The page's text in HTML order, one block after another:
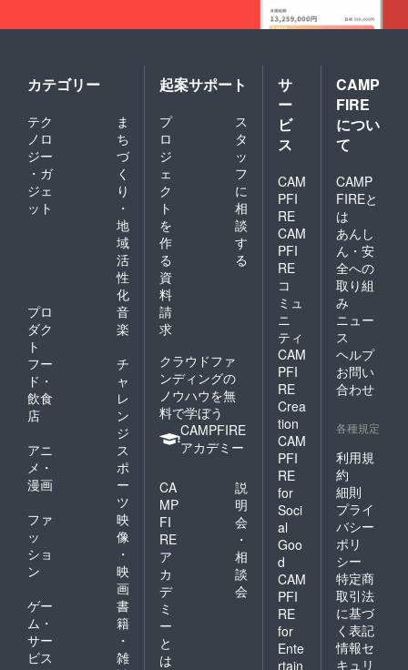
カテゴリー
テク
ノロ
ジー
・ガ
ジェ
ット
ま
ち
づ
く
り
・
地
域
活
性
化
プロ
ダク
ト
音
楽
フー
ド・
飲食
店
チ
ャ
レ
ン
ジ
アニ
メ・
漫画
ス
ポ
ー
ツ
ファ
ッ
ショ
ン
映
像
・
映
画
ゲー
ム・
サー
ビス
書
籍
・
雑
起案サポート
プ
ロ
ジ
ェ
ク
ト
を
作
る
ス
タ
ッ
フ
に
相
談
す
る
資
料
請
求
クラウドファ
ンディングの
ノウハウを無
料で学ぼう
CAMPFIRE
アカデミー
CA
MP
FI
RE
ア
カ
デ
ミ
ー
と
は
説
明
会
・
相
談
会
サ
ー
ビ
ス
CAM
PFI
RE
CAM
PFI
RE
コ
ミュ
ニ
ティ
CAM
PFI
RE
Crea
tion
CAM
PFI
RE
for
Soci
al
Goo
d
CAM
PFI
RE
for
Ente
rtain
CAMP
FIRE
につい
て
CAMP
FIREと
は
あんし
ん・安
全への
取り組
み
ニュー
ス
ヘルプ
お問い
合わせ
各種規定
利用規
約
細則
プライ
バシー
ポリ
シー
特定商
取引法
に基づ
く表記
情報セ
キュリ